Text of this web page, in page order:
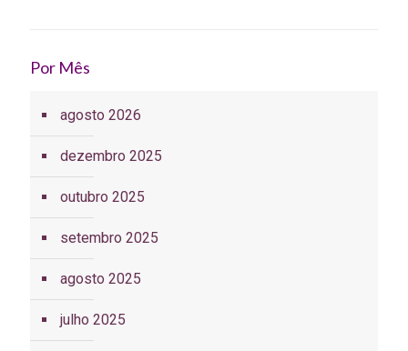
Por Mês
agosto 2026
dezembro 2025
outubro 2025
setembro 2025
agosto 2025
julho 2025